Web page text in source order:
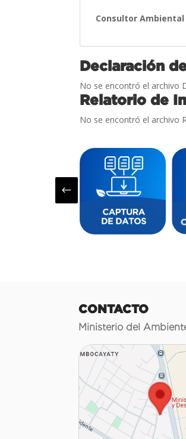
Consultor Ambiental
Declaración
No se encontró el archivo
Relatorio de
No se encontró el archivo
#
CONTACTO
Ministerio del